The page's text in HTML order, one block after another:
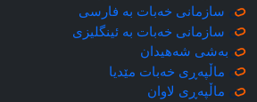
سازمانی خه‌بات به فارسی
سازمانی خه‌بات به ئینگلیزی
به‌شی شه‌هیدان
ماڵپه‌ڕی خه‌بات مێدیا
ماڵپه‌ڕی لاوان